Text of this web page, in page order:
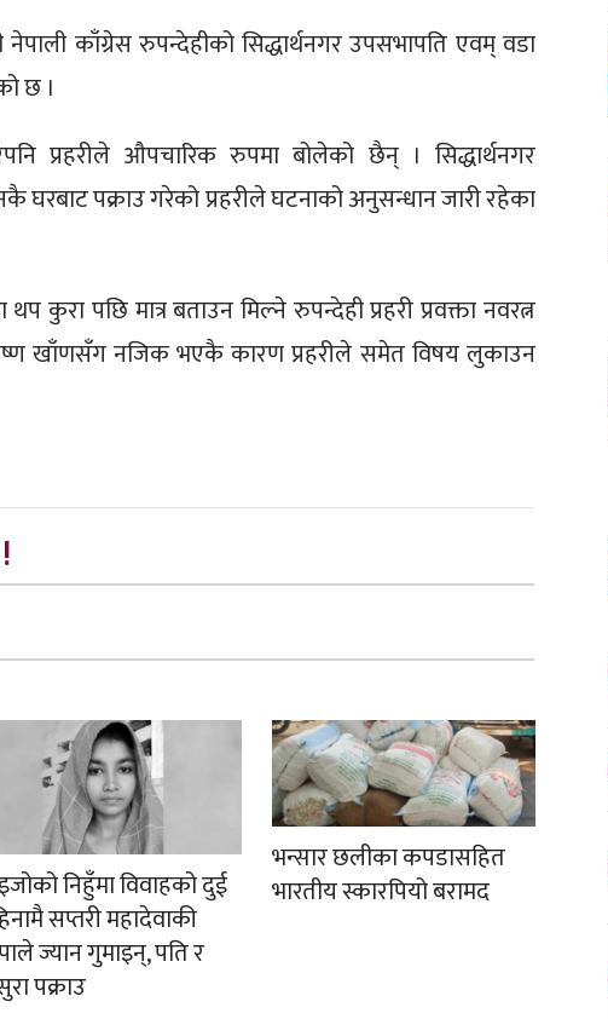
काँग्रेस रुपन्देहीको सिद्धार्थनगर उपसभापति एवम् वडा
छ ।
प्रहरीले औपचारिक रुपमा बोलेको छैन् । सिद्धार्थनगर
घरबाट पक्राउ गरेको प्रहरीले घटनाको अनुसन्धान जारी रहेका
कुरा पछि मात्र बताउन मिल्ने रुपन्देही प्रहरी प्रवक्ता नवरत्न
खाँणसँग नजिक भएकै कारण प्रहरीले समेत विषय लुकाउन
निहुँमा विवाहको दुई
सप्तरी महादेवाकी
ज्यान गुमाइन्, पति र
पक्राउ
भन्सार छलीका कपडासहित
भारतीय स्कारपियो बरामद